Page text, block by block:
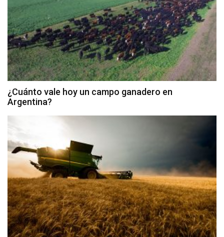
¿Cuánto vale hoy un campo ganadero en
Argentina?